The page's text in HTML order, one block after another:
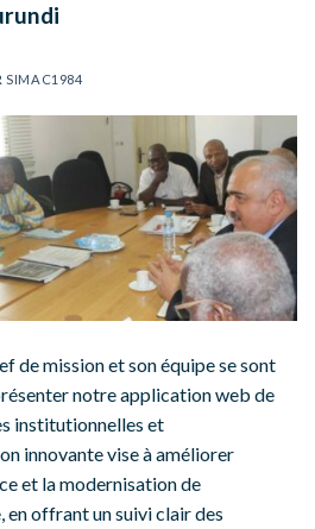
SIMAC1984
de mission et son équipe se sont
notre application web de
institutionnelles et
innovante vise à améliorer
et la modernisation de
en offrant un suivi clair des